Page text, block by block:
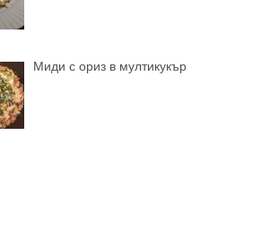
Миди с ориз в мултикукър